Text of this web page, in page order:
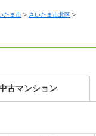
たま市 > さいたま市北区 >
古マンション